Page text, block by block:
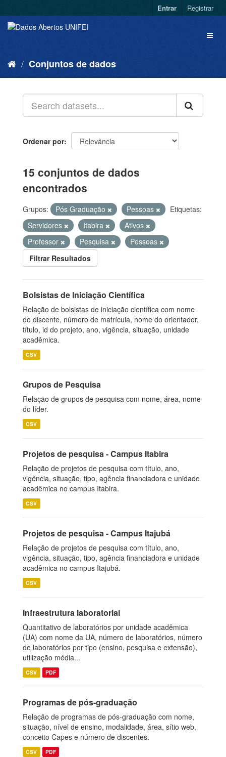
Entrar Registrar
Conjuntos de dados
Ordenar por
15 conjuntos de dados
encontrados
Grupos: Pós Graduação Pessoas
Etiquetas:
Servidores
Itabira
Ativos
Professor
Pesquisa
Pessoas
Filtrar Resultados
Bolsistas de Iniciação Científica
Relação de bolsistas de iniciação científica com nome
do discente, número de matrícula, nome do orientador,
título, id do projeto, ano, vigência, situação, unidade
acadêmica.
CSV
Grupos de Pesquisa
Relação de grupos de pesquisa com nome, área, nome
do líder.
CSV
Projetos de pesquisa - Campus Itabira
Relação de projetos de pesquisa com título, ano,
vigência, situação, tipo, agência financiadora e unidade
acadêmica no campus Itabira.
CSV
Projetos de pesquisa - Campus Itajubá
Relação de projetos de pesquisa com título, ano,
vigência, situação, tipo, agência financiadora e unidade
acadêmica no campus Itajubá.
CSV
Infraestrutura laboratorial
Quantitativo de laboratórios por unidade acadêmica
(UA) com nome da UA, número de laboratórios, número
de laboratórios por tipo (ensino, pesquisa e extensão),
utilização média...
CSV PDF
Programas de pós-graduação
Relação de programas de pós-graduação com nome,
situação, nível de ensino, modalidade, área, sítio web,
conceito Capes e número de discentes.
CSV PDF